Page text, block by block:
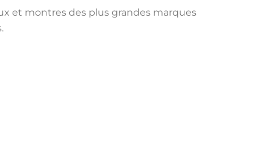
et montres des plus grandes marques